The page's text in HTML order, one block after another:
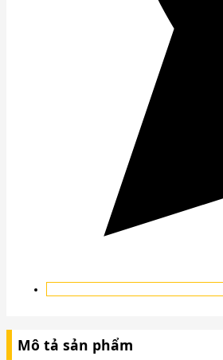
Mô tả sản phẩm